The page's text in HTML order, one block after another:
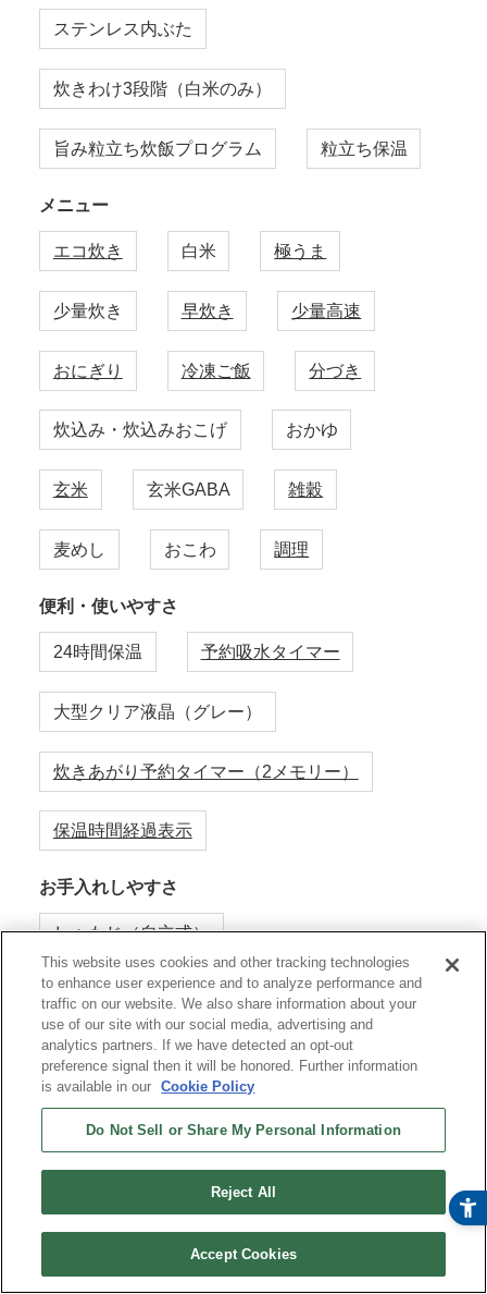
ステンレス内ぶた
炊きわけ3段階（白米のみ）
旨み粒立ち炊飯プログラム 粒立ち保温
メニュー
エコ炊き 白米 極うま
少量炊き 早炊き 少量高速
おにぎり 冷凍ご飯 分づき
炊込み・炊込みおこげ おかゆ
玄米 玄米GABA 雑穀
麦めし おこわ 調理
便利・使いやすさ
24時間保温 予約吸水タイマー
大型クリア液晶（グレー）
炊きあがり予約タイマー（2メモリー）
保温時間経過表示
お手入れしやすさ
しゃもじ（自立式）
食器洗い乾燥機対応（内ぶた）
ボールレスフラット内ぶた
圧力クリーニング お手入れシボフレーム
保証
内なべ内面コーティング3年保証
今すぐ購入
This website uses cookies and other tracking technologies
to enhance user experience and to analyze performance and
traffic on our website. We also share information about your
use of our site with our social media, advertising and
analytics partners. If we have detected an opt-out
preference signal then it will be honored. Further information
is available in our
Cookie Policy
Do Not Sell or Share My Personal Information
Reject All
Accept Cookies